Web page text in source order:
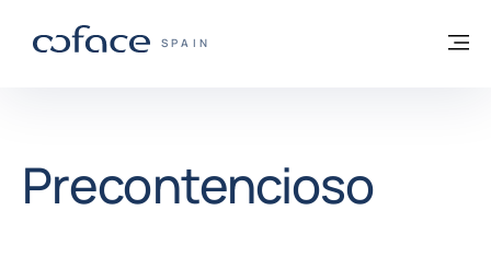
COFACE - FOR TRADE
SPAIN
Volver a la página principal
Precontencioso